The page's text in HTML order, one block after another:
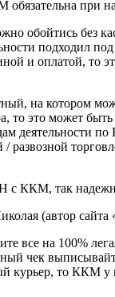
при
обойтись без
подходил
и оплатой,
на котором
то это может
деятельности
развозной
с ККМ, так
(автор сайта
все на 100%
чек
курьер, то ККМ у